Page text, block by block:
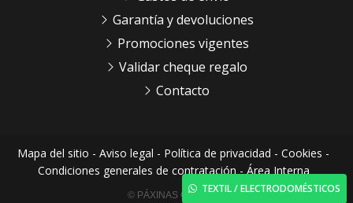
TEXTIL / ELECTRODOMÉSTICOS
Garantía y devoluciones
Promociones vigentes
Validar cheque regalo
Contacto
Mapa del sitio - Aviso legal - Política de privacidad - Cookies -
Condiciones generales de contratación-Área Interna
© PÁXINAS GALEGAS